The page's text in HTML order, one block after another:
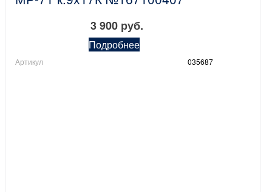
3 900 руб.
Подробнее
Артикул 035687